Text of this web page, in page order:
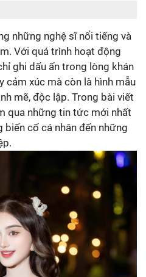
những nghệ sĩ nổi tiếng và
Với quá trình hoạt động
ghi dấu ấn trong lòng khán
cảm xúc mà còn là hình mẫu
mẽ, độc lập. Trong bài viết
qua những tin tức mới nhất
biến cố cá nhân đến những